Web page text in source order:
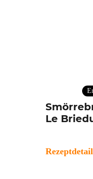
Le